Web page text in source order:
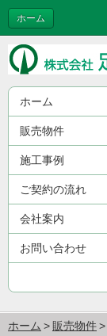
ホーム
ホーム
販売物件
施工事例
ご契約の流れ
会社案内
お問い合わせ
ホーム 販売物件